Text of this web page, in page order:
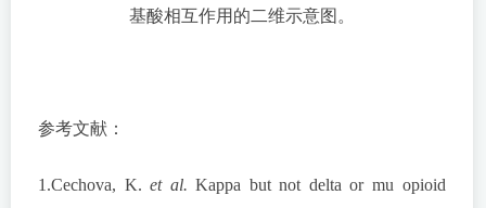
基酸相互作用的二维示意图。
参考文献：
1.Cechova, K.et al. Kappa but not delta or mu opioid